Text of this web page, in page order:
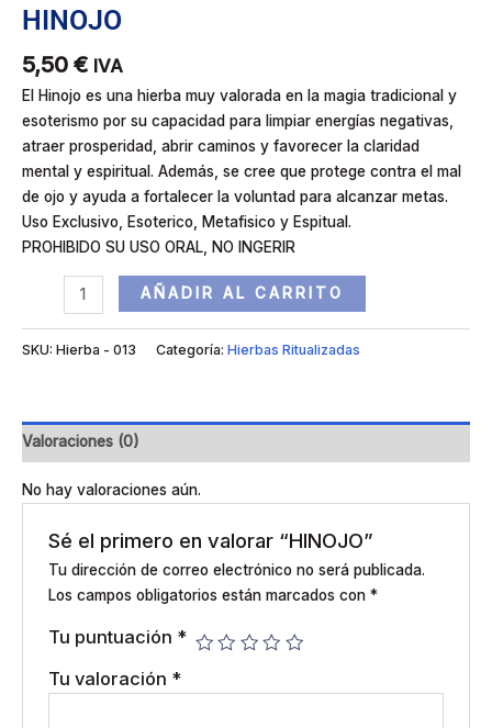
HINOJO
5,50 € IVA
El Hinojo es una hierba muy valorada en la magia tradicional y
esoterismo por su capacidad para limpiar energías negativas,
atraer prosperidad, abrir caminos y favorecer la claridad
mental y espiritual. Además, se cree que protege contra el mal
de ojo y ayuda a fortalecer la voluntad para alcanzar metas.
Uso Exclusivo, Esoterico, Metafisico y Espitual.
PROHIBIDO SU USO ORAL, NO INGERIR
AÑADIR AL CARRITO
SKU: Hierba - 013 Categoría: Hierbas Ritualizadas
Valoraciones (0)
No hay valoraciones aún.
Sé el primero en valorar “HINOJO”
Tu dirección de correo electrónico no será publicada.
Los campos obligatorios están marcados con *
Tu puntuación *
Tu valoración *